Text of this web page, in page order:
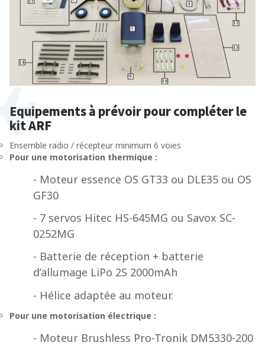
Equipements à prévoir pour compléter le
kit ARF
Ensemble radio / récepteur minimum 6 voies
Pour une motorisation thermique :
- Moteur essence OS GT33 ou DLE35 ou OS
GF30
- 7 servos Hitec HS-645MG ou Savox SC-
0252MG
- Batterie de réception + batterie
d’allumage LiPo 2S 2000mAh
- Hélice adaptée au moteur.
Pour une motorisation électrique :
- Moteur Brushless Pro-Tronik DM5330-200